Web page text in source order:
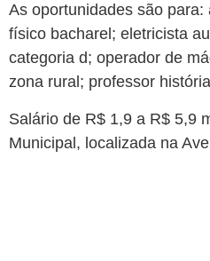
As oportunidades são
físico bacharel; eletricista
categoria d; operador de
zona rural; professor
Salário de R$ 1,9 a R$ 5,9
Municipal, localizada na